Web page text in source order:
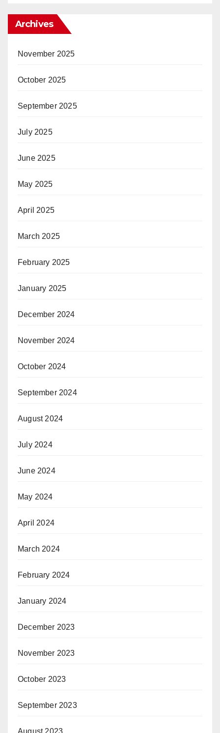
Archives
November 2025
October 2025
September 2025
July 2025
June 2025
May 2025
April 2025
March 2025
February 2025
January 2025
December 2024
November 2024
October 2024
September 2024
August 2024
July 2024
June 2024
May 2024
April 2024
March 2024
February 2024
January 2024
December 2023
November 2023
October 2023
September 2023
August 2023